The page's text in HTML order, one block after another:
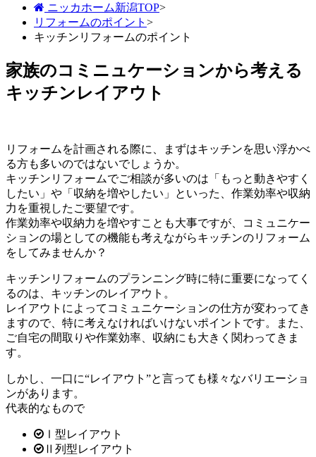
ニッカホーム新潟TOP>
リフォームのポイント >
キッチンリフォームのポイント
家族のコミニュケーションから考える
キッチンレイアウト
リフォームを計画される際に、まずはキッチンを思い浮かべ
る方も多いのではないでしょうか。
キッチンリフォームでご相談が多いのは「もっと動きやすく
したい」や「収納を増やしたい」といった、作業効率や収納
力を重視したご要望です。
作業効率や収納力を増やすことも大事ですが、コミュニケー
ションの場としての機能も考えながらキッチンのリフォーム
をしてみませんか？
キッチンリフォームのプランニング時に特に重要になってく
るのは、キッチンのレイアウト。
レイアウトによってコミュニケーションの仕方が変わってき
ますので、特に考えなければいけないポイントです。また、
ご自宅の間取りや作業効率、収納にも大きく関わってきま
す。
しかし、一口に“レイアウト”と言っても様々なバリエーショ
ンがあります。
代表的なもので
Ⅰ型レイアウト
Ⅱ列型レイアウト